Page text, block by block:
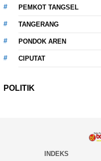
PEMKOT TANGSEL
TANGERANG
PONDOK AREN
CIPUTAT
POLITIK
INDEKS